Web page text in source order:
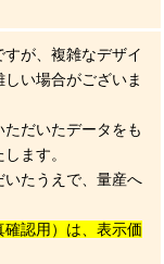
が、複雑なデザイ
い場合がございま
だいたデータをも
ます。
たうえで、量産へ
認用）は、表示価